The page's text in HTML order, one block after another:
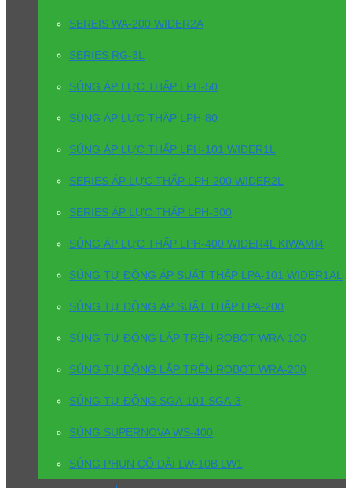
SEREIS WA-200 WIDER2A
SERIES RG-3L
SÚNG ÁP LỰC THẤP LPH-50
SÚNG ÁP LỰC THẤP LPH-80
SÚNG ÁP LỰC THẤP LPH-101 WIDER1L
SERIES ÁP LỰC THẤP LPH-200 WIDER2L
SERIES ÁP LỰC THẤP LPH-300
SÚNG ÁP LỰC THẤP LPH-400 WIDER4L KIWAMI4
SÚNG TỰ ĐỘNG ÁP SUẤT THẤP LPA-101 WIDER1AL
SÚNG TỰ ĐỘNG ÁP SUẤT THẤP LPA-200
SÚNG TỰ ĐỘNG LẮP TRÊN ROBOT WRA-100
SÚNG TỰ ĐỘNG LẮP TRÊN ROBOT WRA-200
SÚNG TỰ ĐỘNG SGA-101 SGA-3
SÚNG SUPERNOVA WS-400
SÚNG PHUN CỔ DÀI LW-10B LW1